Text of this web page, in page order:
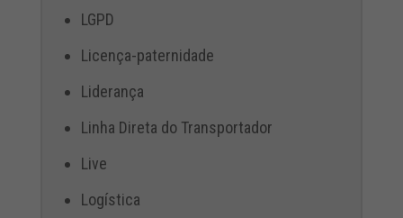
LGPD
Licença-paternidade
Liderança
Linha Direta do Transportador
Live
Logística